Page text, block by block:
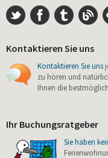
Kontaktieren Sie uns
Kontaktieren Sie uns
zu hören und
Ihnen die
Ihr Buchungsratgeber
Sie haben